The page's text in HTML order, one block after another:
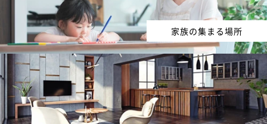
家族の集まる場所